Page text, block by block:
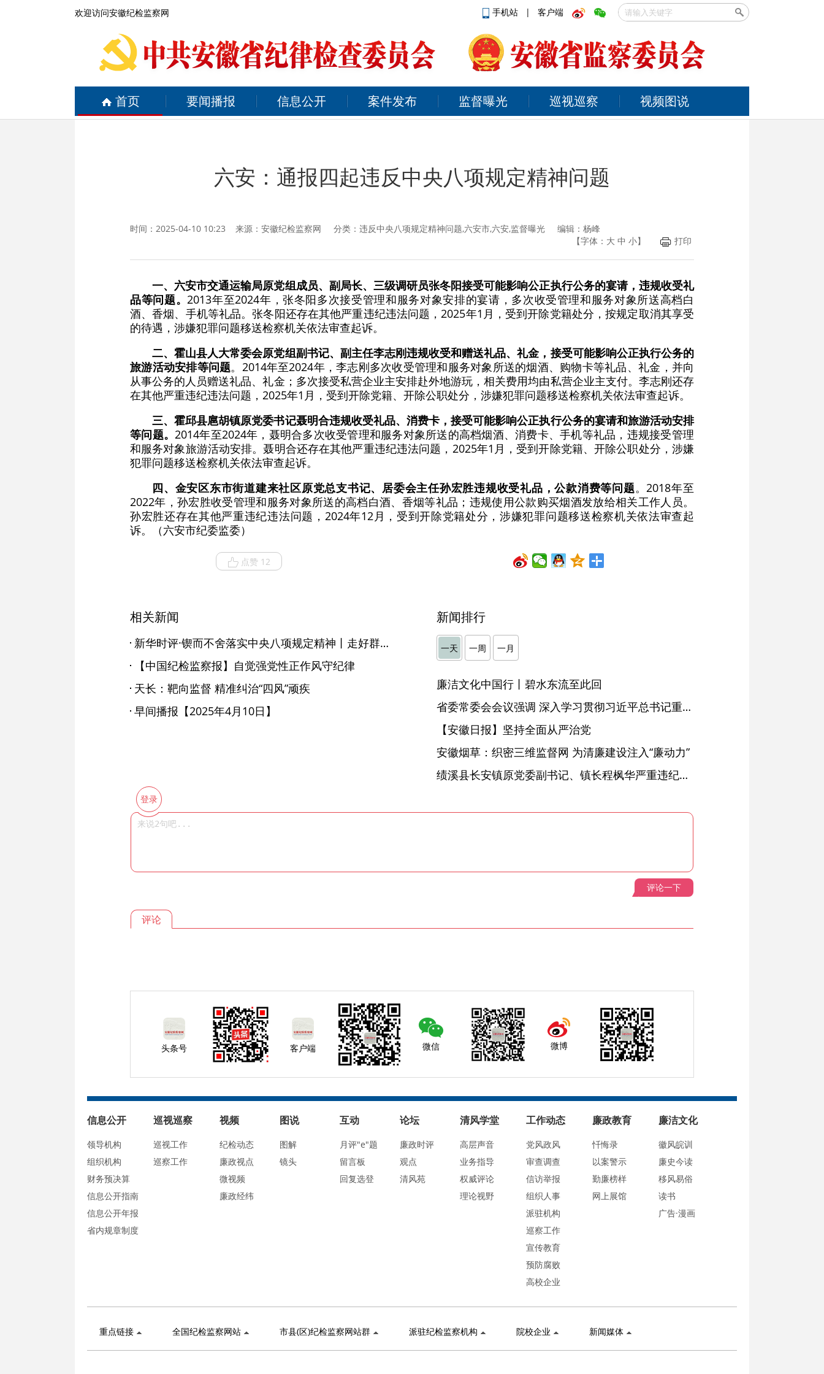
欢迎访问安徽纪检监察网 手机站 | 客户端
首页 要闻播报 信息公开 案件发布 监督曝光 巡视巡察 视频图说
六安：通报四起违反中央八项规定精神问题
时间：2025-04-10 10:23 来源： 安徽纪检监察网 分类：违反中央八项规定精神问题,六安市,六安,监督曝光 编辑：杨峰
【字体： 大 中 小】 打印
一、六安市交通运输局原党组成员、副局长、三级调研员张冬阳接受可能影响公正执行公务的宴请，违规收受礼
品等问题。2013年至2024年，张冬阳多次接受管理和服务对象安排的宴请，多次收受管理和服务对象所送高档白
酒、香烟、手机等礼品。张冬阳还存在其他严重违纪违法问题，2025年1月，受到开除党籍处分，按规定取消其享受
的待遇，涉嫌犯罪问题移送检察机关依法审查起诉。
二、霍山县人大常委会原党组副书记、副主任李志刚违规收受和赠送礼品、礼金，接受可能影响公正执行公务的
旅游活动安排等问题。2014年至2024年，李志刚多次收受管理和服务对象所送的烟酒、购物卡等礼品、礼金，并向
从事公务的人员赠送礼品、礼金；多次接受私营企业主安排赴外地游玩，相关费用均由私营企业主支付。李志刚还存
在其他严重违纪违法问题，2025年1月，受到开除党籍、开除公职处分，涉嫌犯罪问题移送检察机关依法审查起诉。
三、霍邱县扈胡镇原党委书记聂明合违规收受礼品、消费卡，接受可能影响公正执行公务的宴请和旅游活动安排
等问题。2014年至2024年，聂明合多次收受管理和服务对象所送的高档烟酒、消费卡、手机等礼品，违规接受管理
和服务对象旅游活动安排。聂明合还存在其他严重违纪违法问题，2025年1月，受到开除党籍、开除公职处分，涉嫌
犯罪问题移送检察机关依法审查起诉。
四、金安区东市街道建来社区原党总支书记、居委会主任孙宏胜违规收受礼品，公款消费等问题。2018年至
2022年，孙宏胜收受管理和服务对象所送的高档白酒、香烟等礼品；违规使用公款购买烟酒发放给相关工作人员。
孙宏胜还存在其他严重违纪违法问题，2024年12月，受到开除党籍处分，涉嫌犯罪问题移送检察机关依法审查起
诉。（六安市纪委监委）
点赞 12
相关新闻
新华时评·锲而不舍落实中央八项规定精神丨走好群众路线这条党的生命线
【中国纪检监察报】自觉强党性正作风守纪律
天长：靶向监督 精准纠治“四风”顽疾
早间播报【2025年4月10日】
新闻排行
一天 一周 一月
廉洁文化中国行丨碧水东流至此回
省委常委会会议强调 深入学习贯彻习近平总书记重要讲话精神 以高质量党建引领高质量发展 梁言顺主持并讲话
【安徽日报】坚持全面从严治党
安徽烟草：织密三维监督网 为清廉建设注入“廉动力”
绩溪县长安镇原党委副书记、镇长程枫华严重违纪违法被开除党籍和公职
登录
评论一下
评论
头条号 客户端 微信 微博
信息公开
领导机构
组织机构
财务预决算
信息公开指南
信息公开年报
省内规章制度
巡视巡察
巡视工作
巡察工作
视频
纪检动态
廉政视点
微视频
廉政经纬
图说
图解
镜头
互动
月评"e"题
留言板
回复选登
论坛
廉政时评
观点
清风苑
清风学堂
高层声音
业务指导
权威评论
理论视野
工作动态
党风政风
审查调查
信访举报
组织人事
派驻机构
巡察工作
宣传教育
预防腐败
高校企业
廉政教育
忏悔录
以案警示
勤廉榜样
网上展馆
廉洁文化
徽风皖训
廉史今读
移风易俗
读书
广告·漫画
重点链接 全国纪检监察网站 市县(区)纪检监察网站群 派驻纪检监察机构 院校企业 新闻媒体